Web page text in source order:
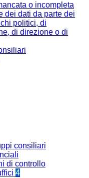
o incompleta
dei dati da parte dei
politici, di
di direzione o di
consiliari
di controllo
4